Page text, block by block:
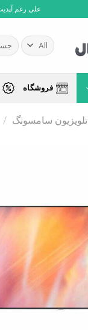
علی رغم
جستجو
برای:
فروشگاه
تلویزیون سامسونگ /